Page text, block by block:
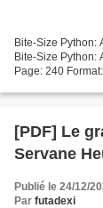
Bite-Size Python:
Bite-Size Python:
Page: 240
[PDF] Le
Servane
Publié le 24/12/
Par futadexi